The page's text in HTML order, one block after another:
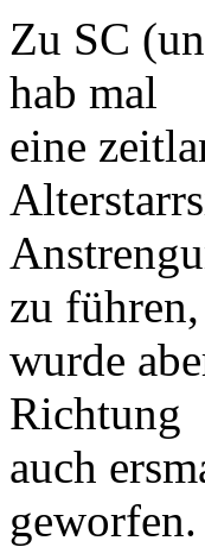
Zu SC
hab mal
eine
zu führen,
wurde
Richtung
auch
geworfen.